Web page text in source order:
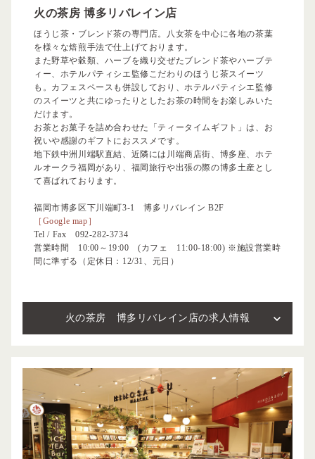
火の茶房 博多リバレイン店
ほうじ茶・ブレンド茶の専門店。八女茶を中心に各地の茶葉
を様々な焙煎手法で仕上げております。
また野草や穀類、ハーブを織り交ぜたブレンド茶やハーブテ
ィー、ホテルパティシエ監修こだわりのほうじ茶スイーツ
も。カフェスペースも併設しており、ホテルパティシエ監修
のスイーツと共にゆったりとしたお茶の時間をお楽しみいた
だけます。
お茶とお菓子を詰め合わせた「ティータイムギフト」は、お
祝いや感謝のギフトにおススメです。
地下鉄中洲川端駅直結、近隣には川端商店街、博多座、ホテ
ルオークラ福岡があり、福岡旅行や出張の際の博多土産とし
て喜ばれております。
福岡市博多区下川端町3-1 博多リバレイン B2F
［Google map］
Tel / Fax 092-282-3734
営業時間 10:00～19:00 (カフェ 11:00-18:00) ※施設営業時
間に準ずる（定休日：12/31、元日）
火の茶房 博多リバレイン店の求人情報